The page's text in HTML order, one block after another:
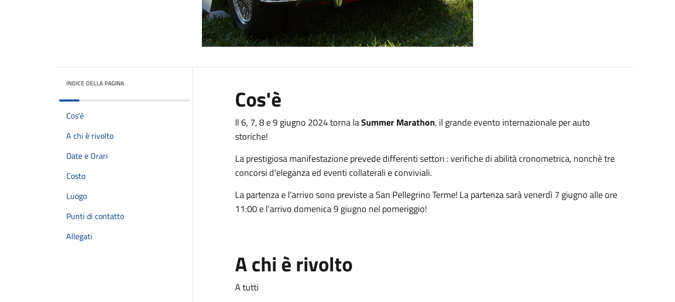
INDICE DELLA PAGINA
Cos'è
A chi è rivolto
Date e Orari
Costo
Luogo
Punti di contatto
Allegati
Cos'è
Il 6, 7, 8 e 9 giugno 2024 torna laSummer Marathon, il grande evento internazionale per auto
storiche!
La prestigiosa manifestazione prevede differenti settori : verifiche di abilità cronometrica, nonchè tre
concorsi d'eleganza ed eventi collaterali e conviviali.
La partenza e l'arrivo sono previste a San Pellegrino Terme! La partenza sarà venerdì 7 giugno alle ore
11:00 e l'arrivo domenica 9 giugno nel pomeriggio!
A chi è rivolto
A tutti